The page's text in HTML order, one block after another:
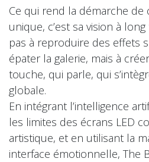
Ce qui rend la démarche de
unique, c’est sa vision à
pas à reproduire des effets
épater la galerie, mais à
touche, qui parle, qui
globale.
En intégrant l’intelligence
les limites des écrans LED
artistique, et en utilisant la
interface émotionnelle, The